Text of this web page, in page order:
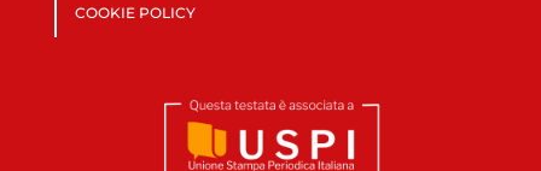
COOKIE POLICY